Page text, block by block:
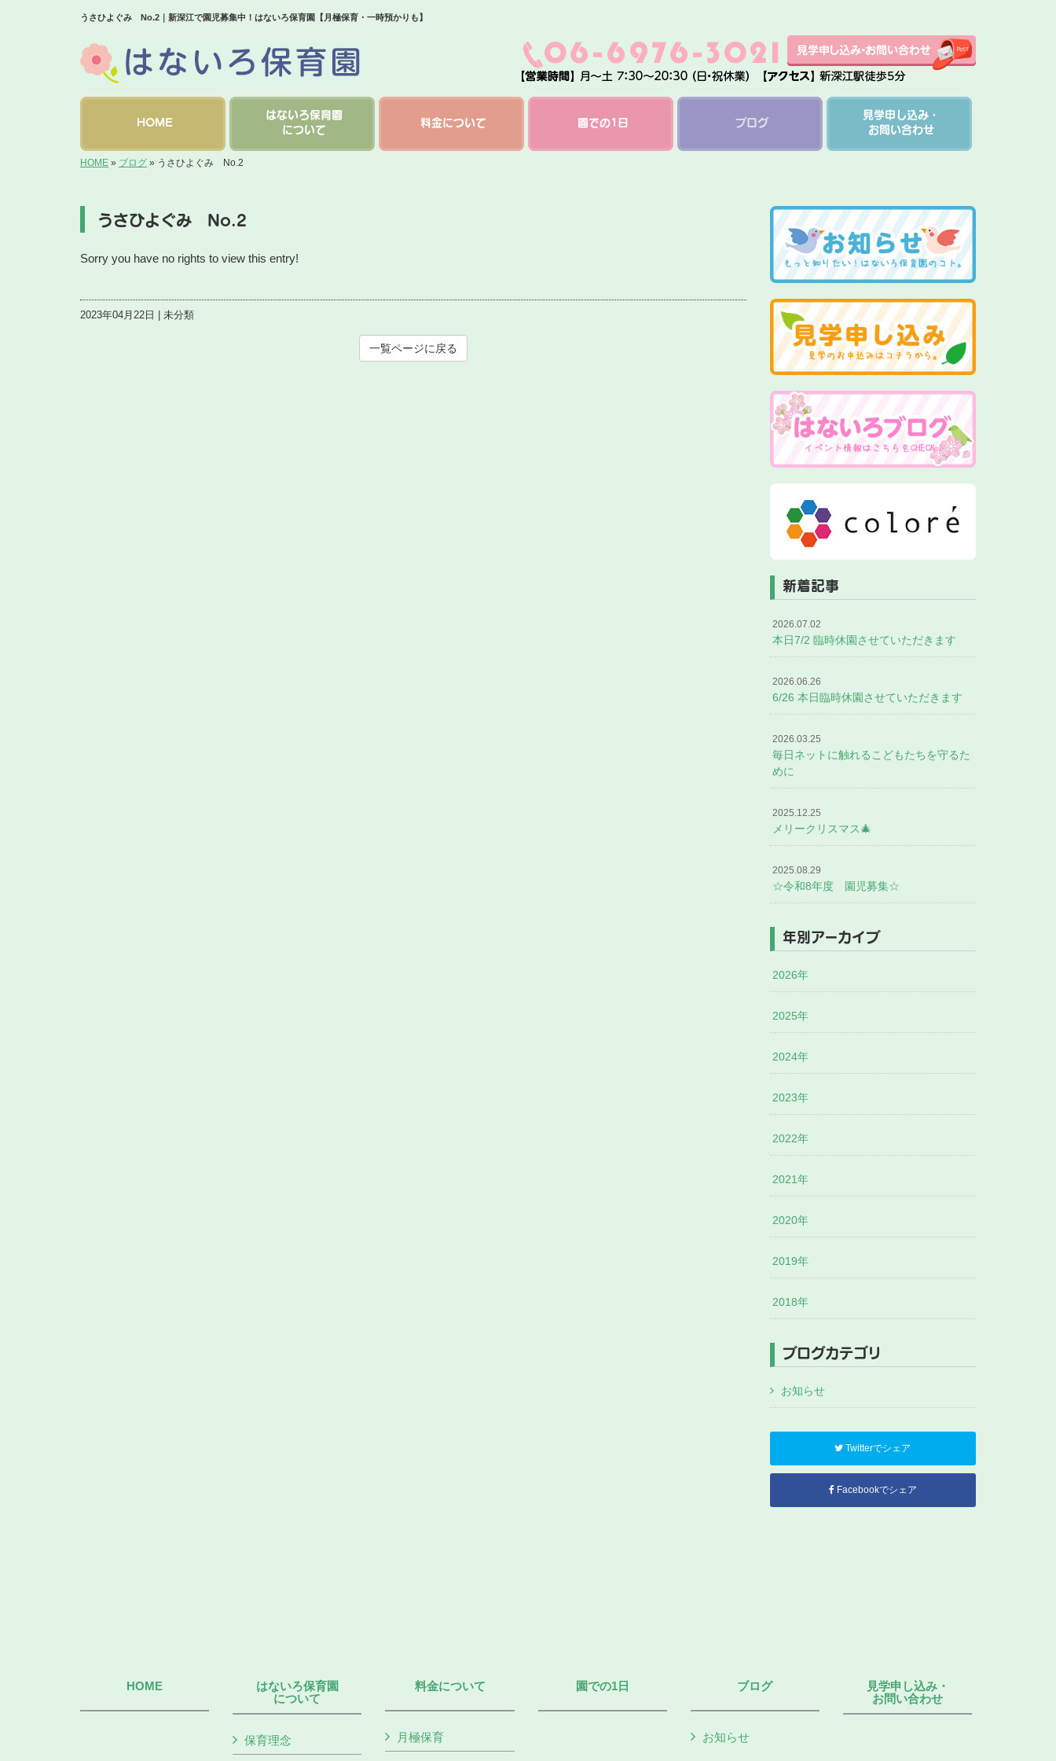
うさひよぐみ No.2｜新深江で園児募集中！はないろ保育園【月極保育・一時預かりも】
HOME
はないろ保育園
について
料金について 園での1日 ブログ
見学申し込み・
お問い合わせ
HOME » ブログ » うさひよぐみ No.2
うさひよぐみ No.2
Sorry you have no rights to view this entry!
2023年04月22日 | 未分類
一覧ページに戻る
新着記事
2026.07.02
本日7/2 臨時休園させていただきます
2026.06.26
6/26 本日臨時休園させていただきます
2026.03.25
毎日ネットに触れるこどもたちを守るた
めに
2025.12.25
メリークリスマス🎄
2025.08.29
☆令和8年度 園児募集☆
年別アーカイブ
2026年
2025年
2024年
2023年
2022年
2021年
2020年
2019年
2018年
ブログカテゴリ
お知らせ
Twitterでシェア
Facebookでシェア
HOME
はないろ保育園
について
保育理念
料金について
月極保育
園での1日 ブログ
お知らせ
見学申し込み・
お問い合わせ